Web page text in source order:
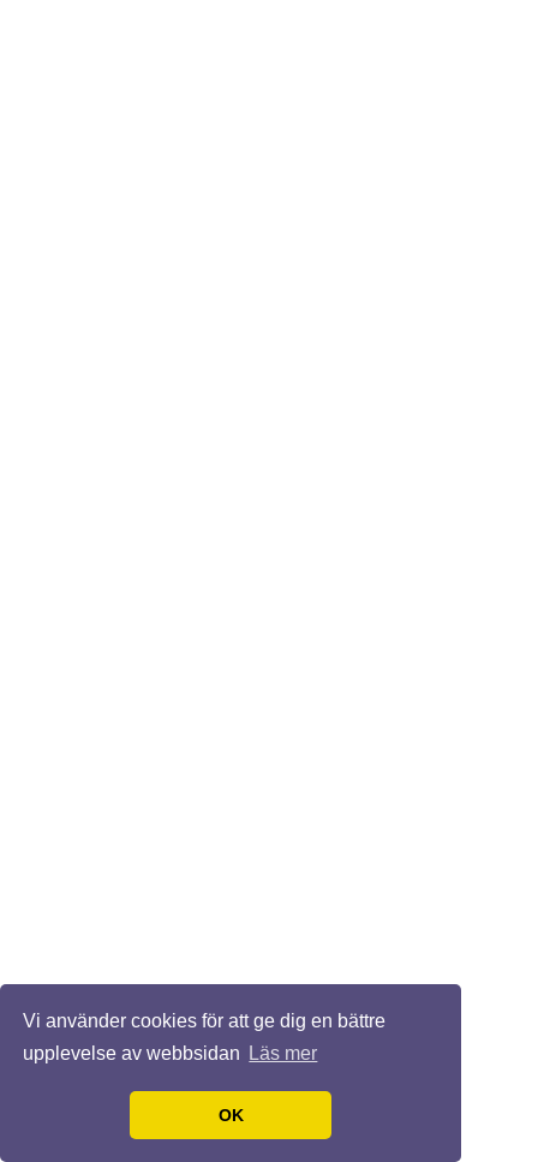
Vi använder cookies för att ge dig en bättre
upplevelse av webbsidan
Läs mer
OK